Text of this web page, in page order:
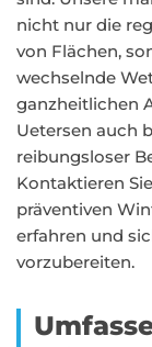
nicht nur die
von Flächen,
wechselnde
ganzheitlichen
Uetersen auch
reibungsloser
Kontaktieren
präventiven
erfahren und
vorzubereiten.